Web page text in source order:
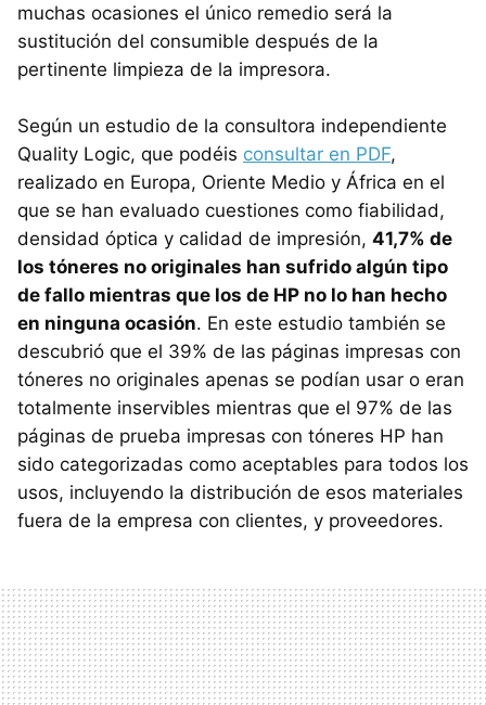
muchas ocasiones el único remedio será la
sustitución del consumible después de la
pertinente limpieza de la impresora.
Según un estudio de la consultora independiente
Quality Logic, que podéis consultar en PDF,
realizado en Europa, Oriente Medio y África en el
que se han evaluado cuestiones como fiabilidad,
densidad óptica y calidad de impresión, 41,7% de
los tóneres no originales han sufrido algún tipo
de fallo mientras que los de HP no lo han hecho
en ninguna ocasión. En este estudio también se
descubrió que el 39% de las páginas impresas con
tóneres no originales apenas se podían usar o eran
totalmente inservibles mientras que el 97% de las
páginas de prueba impresas con tóneres HP han
sido categorizadas como aceptables para todos los
usos, incluyendo la distribución de esos materiales
fuera de la empresa con clientes, y proveedores.